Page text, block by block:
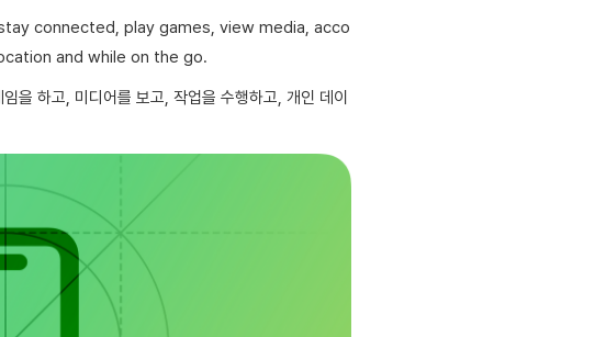
connected, play games, view media, acco
and while on the go.
을 하고, 미디어를 보고, 작업을 수행하고, 개인 데이